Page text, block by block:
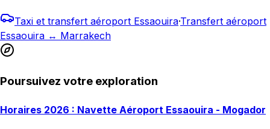
Taxi et transfert aéroport Essaouira·Transfert aéroport
Essaouira ↔ Marrakech
Poursuivez votre exploration
Horaires 2026 : Navette Aéroport Essaouira - Mogador